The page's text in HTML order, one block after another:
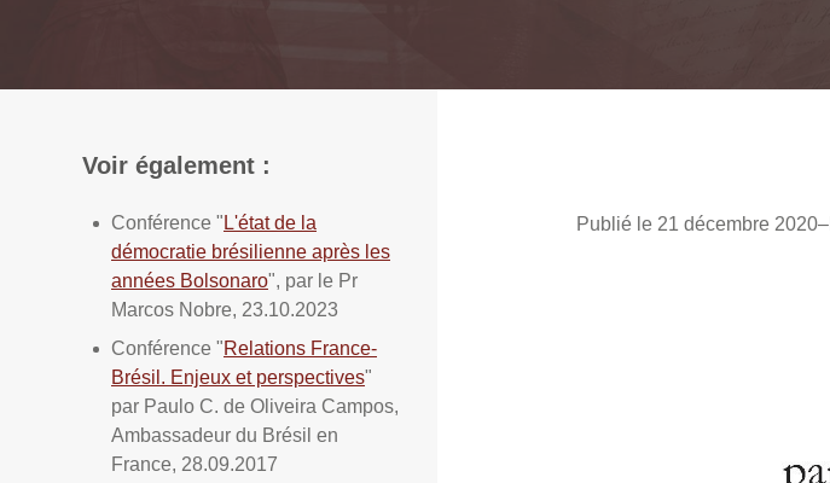
Publié le 21 décembre 2020–
Voir également :
Conférence " L'état de la
démocratie brésilienne après les
années Bolsonaro", par le Pr
Marcos Nobre, 23.10.2023
Conférence "Relations France-
Brésil. Enjeux et perspectives"
par Paulo C. de Oliveira Campos,
Ambassadeur du Brésil en
France, 28.09.2017